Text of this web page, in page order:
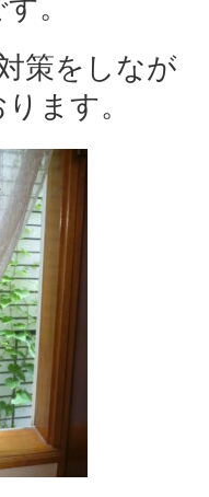
。
策をしなが
ます。